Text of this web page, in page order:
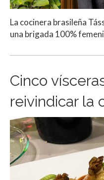
La cocinera brasileña
una brigada 100%
Cinco
reivindicar la